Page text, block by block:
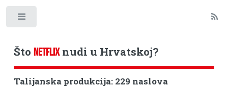
Što NETFLIXnudi u Hrvatskoj?
Talijanska produkcija: 229 naslova